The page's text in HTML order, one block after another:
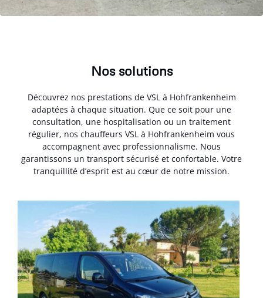
Nos solutions
Découvrez nos prestations de VSL à Hohfrankenheim
adaptées à chaque situation. Que ce soit pour une
consultation, une hospitalisation ou un traitement
régulier, nos chauffeurs VSL à Hohfrankenheim vous
accompagnent avec professionnalisme. Nous
garantissons un transport sécurisé et confortable. Votre
tranquillité d’esprit est au cœur de notre mission.